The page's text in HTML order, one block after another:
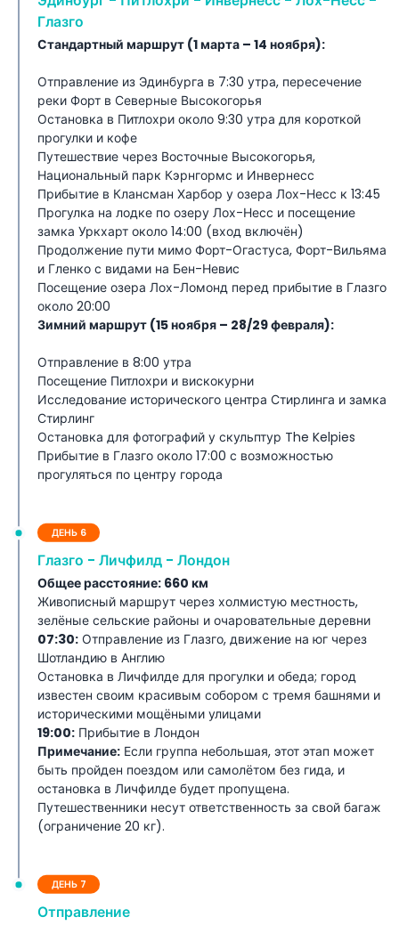
Глазго
Стандартный маршрут (1 марта – 14 ноября):
Отправление из Эдинбурга в 7:30 утра, пересечение
реки Форт в Северные Высокогорья
Остановка в Питлохри около 9:30 утра для короткой
прогулки и кофе
Путешествие через Восточные Высокогорья,
Национальный парк Кэрнгормс и Инвернесс
Прибытие в Клансман Харбор у озера Лох-Несс к 13:45
Прогулка на лодке по озеру Лох-Несс и посещение
замка Уркхарт около 14:00 (вход включён)
Продолжение пути мимо Форт-Огастуса, Форт-Вильяма
и Гленко с видами на Бен-Невис
Посещение озера Лох-Ломонд перед прибытие в Глазго
около 20:00
Зимний маршрут (15 ноября – 28/29 февраля):
Отправление в 8:00 утра
Посещение Питлохри и вискокурни
Исследование исторического центра Стирлинга и замка
Стирлинг
Остановка для фотографий у скульптур The Kelpies
Прибытие в Глазго около 17:00 с возможностью
прогуляться по центру города
ДЕНЬ 6
Глазго - Личфилд - Лондон
Общее расстояние: 660 км
Живописный маршрут через холмистую местность,
зелёные сельские районы и очаровательные деревни
07:30: Отправление из Глазго, движение на юг через
Шотландию в Англию
Остановка в Личфилде для прогулки и обеда; город
известен своим красивым собором с тремя башнями и
историческими мощёными улицами
19:00: Прибытие в Лондон
Примечание: Если группа небольшая, этот этап может
быть пройден поездом или самолётом без гида, и
остановка в Личфилде будет пропущена.
Путешественники несут ответственность за свой багаж
(ограничение 20 кг).
ДЕНЬ 7
Отправление